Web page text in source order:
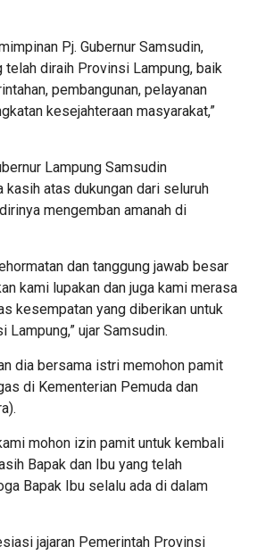
Pj. Gubernur Samsudin,
telah diraih Provinsi Lampung, baik
pembangunan, pelayanan
kesejahteraan masyarakat,”
Lampung Samsudin
kasih atas dukungan dari seluruh
mengemban amanah di
dan tanggung jawab besar
kami lupakan dan juga kami merasa
kesempatan yang diberikan untuk
ujar Samsudin.
dia bersama istri memohon pamit
di Kementerian Pemuda dan
mohon izin pamit untuk kembali
Bapak dan Ibu yang telah
Bapak Ibu selalu ada di dalam
jajaran Pemerintah Provinsi